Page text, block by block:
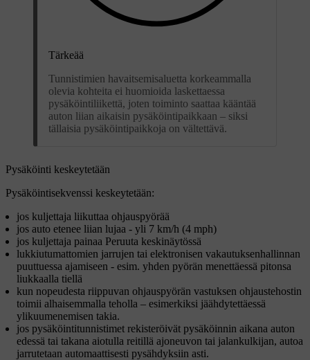
Tärkeää
Tunnistimien havaitsemisaluetta korkeammalla
olevia kohteita ei huomioida laskettaessa
pysäköintiliikettä, joten toiminto saattaa kääntää
auton liian aikaisin pysäköintipaikkaan – siksi
tällaisia pysäköintipaikkoja on vältettävä.
Pysäköinti keskeytetään
Pysäköintisekvenssi keskeytetään:
jos kuljettaja liikuttaa ohjauspyörää
jos auto etenee liian lujaa - yli 7 km/h (4 mph)
jos kuljettaja painaa Peruuta keskinäytössä
lukkiutumattomien jarrujen tai elektronisen vakautuksenhallinnan
puuttuessa ajamiseen - esim. yhden pyörän menettäessä pitonsa
liukkaalla tiellä
kun nopeudesta riippuvan ohjauspyörän vastuksen ohjaustehostin
toimii alhaisemmalla teholla – esimerkiksi jäähdytettäessä
ylikuumenemisen takia.
jos pysäköintitunnistimet rekisteröivät pysäköinnin aikana auton
edessä tai takana aiotulla reitillä ajoneuvon tai jalankulkijan, autoa
jarrutetaan automaattisesti pysähdyksiin asti.